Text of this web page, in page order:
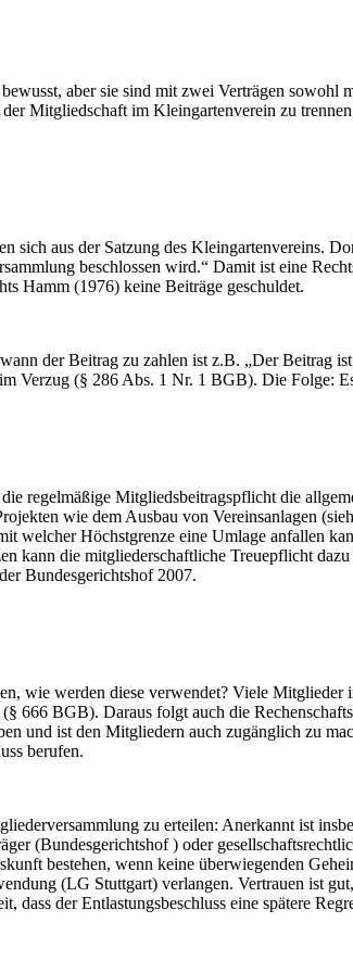
aber sie sind mit zwei Verträgen
Mitgliedschaft im Kleingartenverein zu
sich aus der Satzung des Kleingartenvereins.
beschlossen wird.“ Damit ist eine
Hamm (1976) keine Beiträge geschuldet.
der Beitrag zu zahlen ist z.B. „Der Beitrag
Verzug (§ 286 Abs. 1 Nr. 1 BGB). Die Folge:
regelmäßige Mitgliedsbeitragspflicht die
wie dem Ausbau von Vereinsanlagen
welcher Höchstgrenze eine Umlage anfallen
kann die mitgliederschaftliche Treuepflicht
Bundesgerichtshof 2007.
wie werden diese verwendet? Viele
666 BGB). Daraus folgt auch die
und ist den Mitgliedern auch zugänglich zu
berufen.
zu erteilen: Anerkannt ist
(Bundesgerichtshof ) oder
bestehen, wenn keine überwiegenden
(LG Stuttgart) verlangen. Vertrauen ist
dass der Entlastungsbeschluss eine spätere